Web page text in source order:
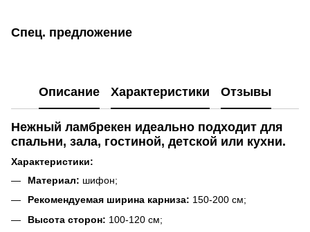
Спец. предложение
Описание Характеристики Отзывы
Нежный ламбрекен идеально подходит для
спальни, зала, гостиной, детской или кухни.
Характеристики:
Материал: шифон;
Рекомендуемая ширина карниза: 150-200 см;
Высота сторон: 100-120 см;